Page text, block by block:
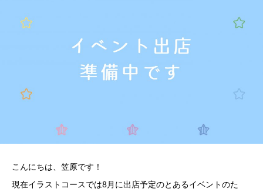
こんにちは、笠原です！
現在イラストコースでは8月に出店予定のとあるイベントのた